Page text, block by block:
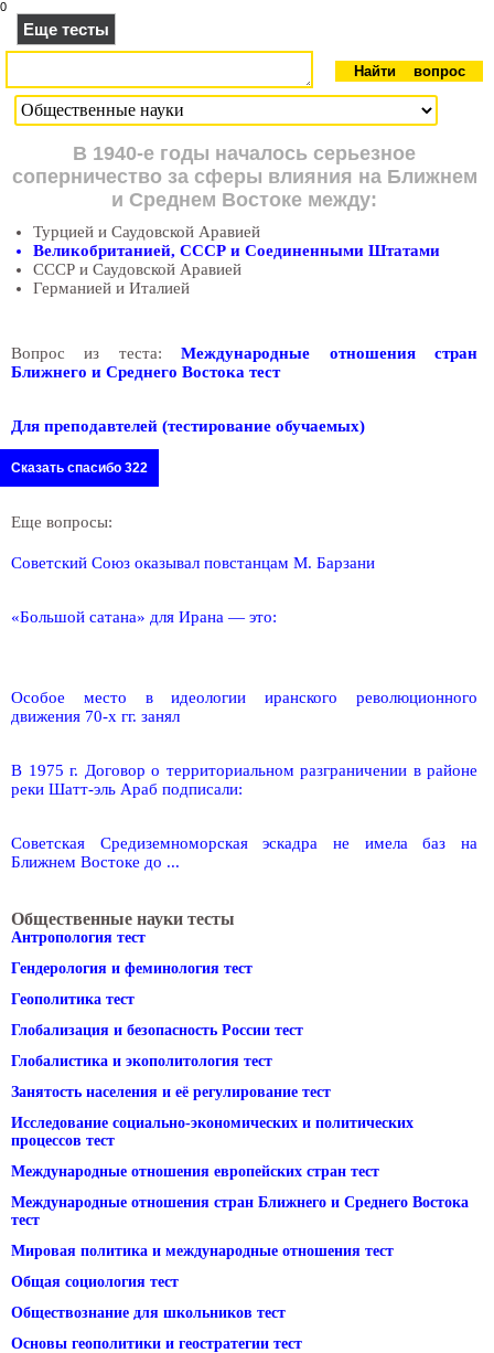
0
Еще тесты
В 1940-е годы началось серьезное
соперничество за сферы влияния на Ближнем
и Среднем Востоке между:
Турцией и Саудовской Аравией
Великобританией, СССР и Соединенными Штатами
СССР и Саудовской Аравией
Германией и Италией
Вопрос из теста:Международные отношения стран
Ближнего и Среднего Востока тест
Для преподавтелей (тестирование обучаемых)
Сказать спасибо 322
Еще вопросы:
Советский Союз оказывал повстанцам М. Барзани
«Большой сатана» для Ирана — это:
Особое место в идеологии иранского революционного
движения 70-х гг. занял
В 1975 г. Договор о территориальном разграничении в районе
реки Шатт-эль Араб подписали:
Советская Средиземноморская эскадра не имела баз на
Ближнем Востоке до ...
Общественные науки тесты
Антропология тест
Гендерология и феминология тест
Геополитика тест
Глобализация и безопасность России тест
Глобалистика и экополитология тест
Занятость населения и её регулирование тест
Исследование социально-экономических и политических
процессов тест
Международные отношения европейских стран тест
Международные отношения стран Ближнего и Среднего Востока
тест
Мировая политика и международные отношения тест
Общая социология тест
Обществознание для школьников тест
Основы геополитики и геостратегии тест